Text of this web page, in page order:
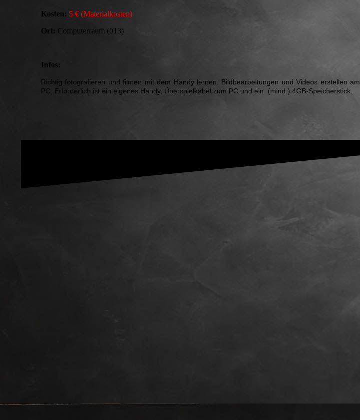
Kosten: 5 € (Materialkosten)
Ort: Computerraum (013)
Infos:
Richtig fotografieren und filmen mit dem Handy lernen. Bildbearbeitungen und Videos erstellen am
PC. Erforderlich ist ein eigenes Handy, Überspielkabel zum PC und ein (mind.) 4GB-Speicherstick.